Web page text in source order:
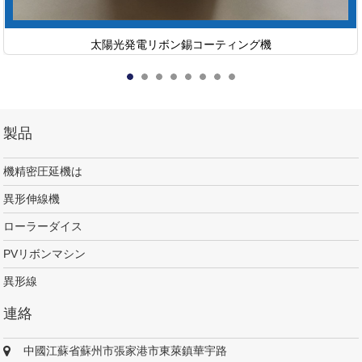
太陽光発電リボン錫コーティング機
製品
機精密圧延機は
異形伸線機
ローラーダイス
PVリボンマシン
異形線
連絡
中國江蘇省蘇州市張家港市東萊鎮華宇路